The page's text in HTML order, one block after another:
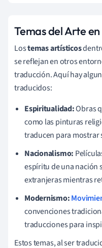
Temas del Arte
Lostemas artísticos
se reflejan en otros
traducción. Aquí hay
traducidos:
Espiritualidad:Obras
como las pinturas
traducen para mostrar
Nacionalismo:
espíritu de una nación
extranjeras mientras
Modernismo:
convenciones
traducciones para
Estos temas, al ser